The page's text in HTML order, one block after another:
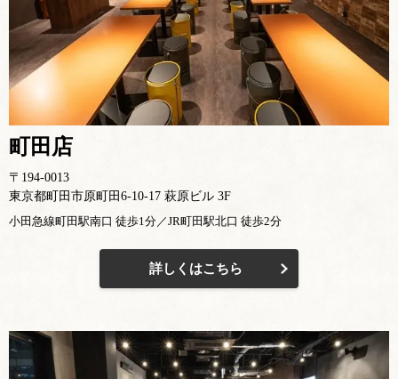
町田店
〒194-0013
東京都町田市原町田6-10-17 萩原ビル 3F
小田急線町田駅南口 徒歩1分／JR町田駅北口 徒歩2分
詳しくはこちら